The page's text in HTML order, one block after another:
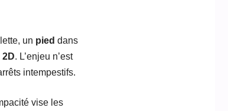
un pied dans
2D. L’enjeu n’est
intempestifs.
vise les